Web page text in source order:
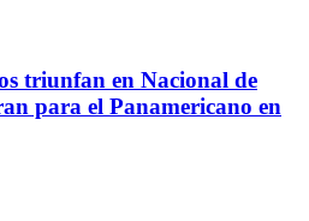
triunfan en Nacional de
para el Panamericano en